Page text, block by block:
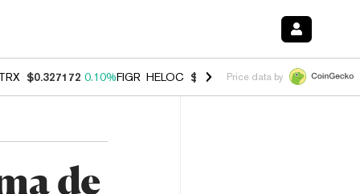
$0.327172 0.10%FIGR_HELOC $1.007 -2.70%HYPE $54.40 -
Price data by
de